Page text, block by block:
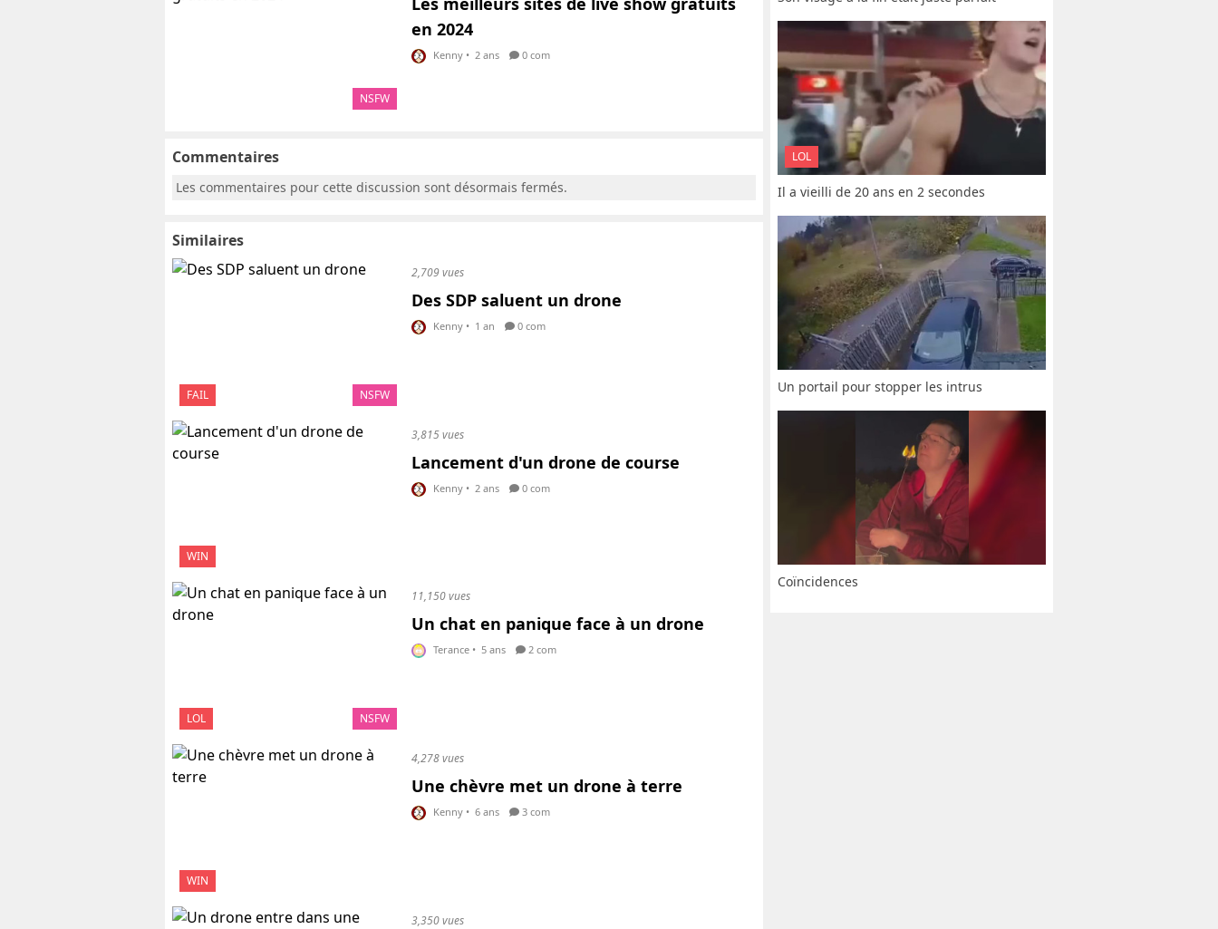
NSFW
en 2024
Kenny • 2 ans 0 com
Commentaires
Les commentaires pour cette discussion sont désormais fermés.
Similaires
FAIL NSFW
2,709 vues
Des SDP saluent un drone
Kenny • 1 an 0 com
WIN
3,815 vues
Lancement d'un drone de course
Kenny • 2 ans 0 com
LOL NSFW
11,150 vues
Un chat en panique face à un drone
Terance • 5 ans 2 com
WIN
4,278 vues
Une chèvre met un drone à terre
Kenny • 6 ans 3 com
3,350 vues
LOL
Il a vieilli de 20 ans en 2 secondes
Un portail pour stopper les intrus
Coïncidences